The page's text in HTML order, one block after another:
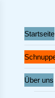
Startseite
Über uns